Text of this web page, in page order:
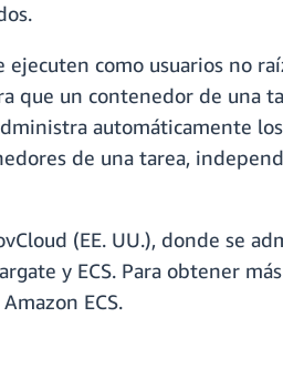
como usuarios no
que un contenedor de una
automáticamente
de una tarea,
(EE. UU.), donde se
y ECS. Para obtener
ECS.